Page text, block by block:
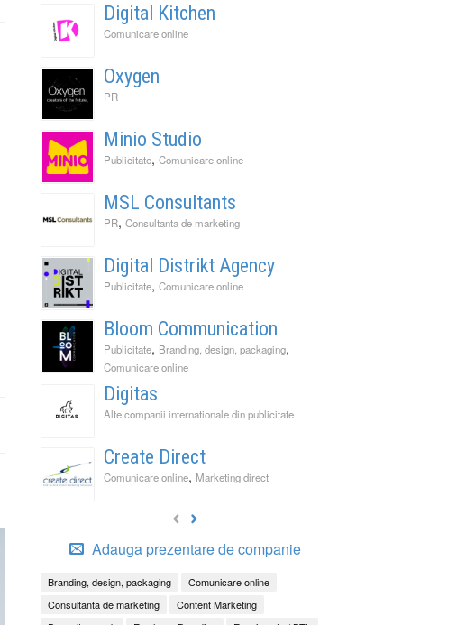
Digital Kitchen
Comunicare online
Oxygen
PR
Minio Studio
Publicitate, Comunicare online
MSL Consultants
PR, Consultanta de marketing
Digital Distrikt Agency
Publicitate, Comunicare online
Bloom Communication
Publicitate, Branding, design, packaging,
Comunicare online
Digitas
Alte companii internationale din publicitate
Create Direct
Comunicare online, Marketing direct
Adauga prezentare de companie
Branding, design, packaging
Comunicare online
Consultanta de marketing
Content Marketing